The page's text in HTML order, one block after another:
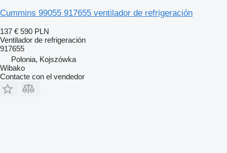
Cummins 99055 917655 ventilador de refrigeración
137 € 590 PLN
Ventilador de refrigeración
917655
Polonia, Kojszówka
Wibako
Contacte con el vendedor